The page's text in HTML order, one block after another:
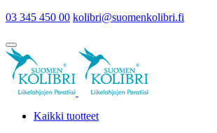
03 345 450 00 kolibri@suomenkolibri.fi
Kaikki tuotteet